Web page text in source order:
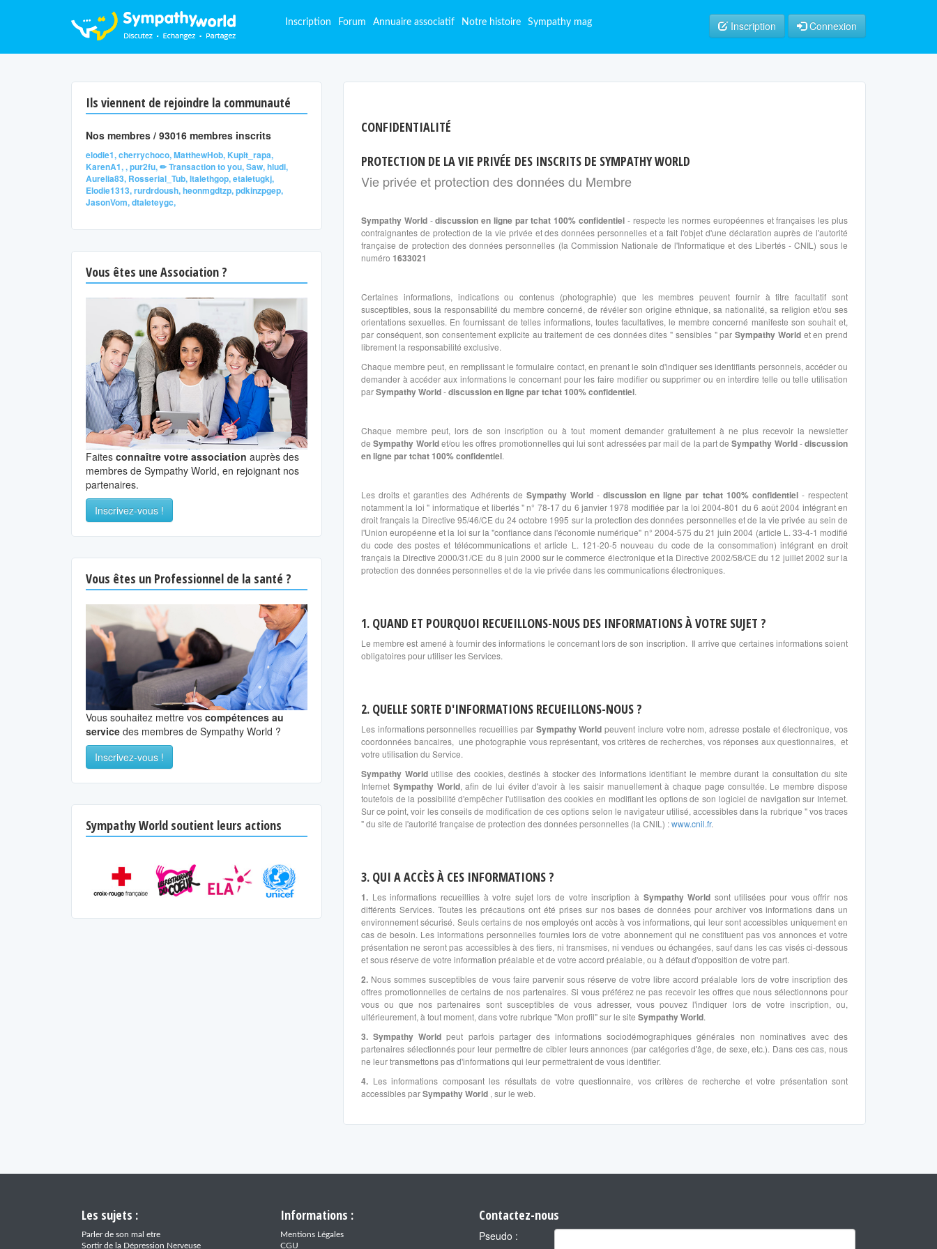
Inscription Forum Annuaire associatif Notre histoire Sympathy mag Inscription Connexion
Ils viennent de rejoindre la communauté
Nos membres / 93016 membres inscrits
elodie1, cherrychoco, MatthewHob, Kupit_rapa,
KarenA1, , pur2fu, ✏ Transaction to you, Saw, hludi,
Aurelia83, Rosserial_Tub, ltalethgop, etaletugkj,
Elodie1313, rurdrdoush, heonmgdtzp, pdkinzpgep,
JasonVom, dtaleteygc,
Vous êtes une Association ?
Faites connaître votre association auprès des
membres de Sympathy World, en rejoignant nos
partenaires.
Inscrivez-vous !
Vous êtes un Professionnel de la santé ?
Vous souhaitez mettre vos compétences au
service des membres de Sympathy World ?
Inscrivez-vous !
Sympathy World soutient leurs actions
CONFIDENTIALITÉ
PROTECTION DE LA VIE PRIVÉE DES INSCRITS DE SYMPATHY WORLD
Vie privée et protection des données du Membre
Sympathy World-discussion en ligne par tchat 100% confidentiel - respecte les normes européennes et françaises les plus
contraignantes de protection de la vie privée et des données personnelles et a fait l'objet d'une déclaration auprès de l'autorité
française de protection des données personnelles (la Commission Nationale de l'Informatique et des Libertés - CNIL) sous le
numéro 1633021
Certaines informations, indications ou contenus (photographie) que les membres peuvent fournir à titre facultatif sont
susceptibles, sous la responsabilité du membre concerné, de révéler son origine ethnique, sa nationalité, sa religion et/ou ses
orientations sexuelles. En fournissant de telles informations, toutes facultatives, le membre concerné manifeste son souhait et,
par conséquent, son consentement explicite au traitement de ces données dites " sensibles " parSympathy Worldet en prend
librement la responsabilité exclusive.
Chaque membre peut, en remplissant le formulaire contact, en prenant le soin d'indiquer ses identifiants personnels, accéder ou
demander à accéder aux informations le concernant pour les faire modifier ou supprimer ou en interdire telle ou telle utilisation
parSympathy World-discussion en ligne par tchat 100% confidentiel.
Chaque membre peut, lors de son inscription ou à tout moment demander gratuitement à ne plus recevoir la newsletter
deSympathy Worldet/ou les offres promotionnelles qui lui sont adressées par mail de la part deSympathy World-discussion
en ligne par tchat 100% confidentiel.
Les droits et garanties des Adhérents de Sympathy World-discussion en ligne par tchat 100% confidentiel- respectent
notamment la loi " informatique et libertés " n° 78-17 du 6 janvier 1978 modifiée par la loi 2004-801 du 6 août 2004 intégrant en
droit français la Directive 95/46/CE du 24 octobre 1995 sur la protection des données personnelles et de la vie privée au sein de
l'Union européenne et la loi sur la "confiance dans l'économie numérique" n° 2004-575 du 21 juin 2004 (article L. 33-4-1 modifié
du code des postes et télécommunications et article L. 121-20-5 nouveau du code de la consommation) intégrant en droit
français la Directive 2000/31/CE du 8 juin 2000 sur le commerce électronique et la Directive 2002/58/CE du 12 juillet 2002 sur la
protection des données personnelles et de la vie privée dans les communications électroniques.
1. QUAND ET POURQUOI RECUEILLONS-NOUS DES INFORMATIONS À VOTRE SUJET ?
Le membre est amené à fournir des informations le concernant lors de son inscription. Il arrive que certaines informations soient
obligatoires pour utiliser les Services.
2. QUELLE SORTE D'INFORMATIONS RECUEILLONS-NOUS ?
Les informations personnelles recueillies par Sympathy World peuvent inclure votre nom, adresse postale et électronique, vos
coordonnées bancaires, une photographie vous représentant, vos critères de recherches, vos réponses aux questionnaires, et
votre utilisation du Service.
Sympathy Worldutilise des cookies, destinés à stocker des informations identifiant le membre durant la consultation du site
Internet Sympathy World, afin de lui éviter d'avoir à les saisir manuellement à chaque page consultée. Le membre dispose
toutefois de la possibilité d'empêcher l'utilisation des cookies en modifiant les options de son logiciel de navigation sur Internet.
Sur ce point, voir les conseils de modification de ces options selon le navigateur utilisé, accessibles dans la rubrique " vos traces
" du site de l'autorité française de protection des données personnelles (la CNIL) :www.cnil.fr.
3. QUI A ACCÈS À CES INFORMATIONS ?
1. Les informations recueillies à votre sujet lors de votre inscription à Sympathy World sont utilisées pour vous offrir nos
différents Services. Toutes les précautions ont été prises sur nos bases de données pour archiver vos informations dans un
environnement sécurisé. Seuls certains de nos employés ont accès à vos informations, qui leur sont accessibles uniquement en
cas de besoin. Les informations personnelles fournies lors de votre abonnement qui ne constituent pas vos annonces et votre
présentation ne seront pas accessibles à des tiers, ni transmises, ni vendues ou échangées, sauf dans les cas visés ci-dessous
et sous réserve de votre information préalable et de votre accord préalable, ou à défaut d'opposition de votre part.
2. Nous sommes susceptibles de vous faire parvenir sous réserve de votre libre accord préalable lors de votre inscription des
offres promotionnelles de certains de nos partenaires. Si vous préférez ne pas recevoir les offres que nous sélectionnons pour
vous ou que nos partenaires sont susceptibles de vous adresser, vous pouvez l'indiquer lors de votre inscription, ou,
ultérieurement, à tout moment, dans votre rubrique "Mon profil" sur le site Sympathy World.
3. Sympathy World peut parfois partager des informations sociodémographiques générales non nominatives avec des
partenaires sélectionnés pour leur permettre de cibler leurs annonces (par catégories d'âge, de sexe, etc.). Dans ces cas, nous
ne leur transmettons pas d'informations qui leur permettraient de vous identifier.
4. Les informations composant les résultats de votre questionnaire, vos critères de recherche et votre présentation sont
accessibles parSympathy World , sur le web.
Les sujets :
Parler de son mal etre
Sortir de la Dépression Nerveuse
Informations :
Mentions Légales
CGU
Contactez-nous
Pseudo :